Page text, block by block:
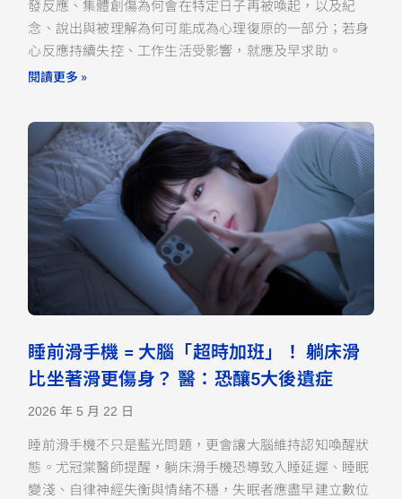
發反應、集體創傷為何會在特定日子再被喚起，以及紀
念、說出與被理解為何可能成為心理復原的一部分；若身
心反應持續失控、工作生活受影響，就應及早求助。
閱讀更多 »
睡前滑手機 = 大腦「超時加班」！ 躺床滑
比坐著滑更傷身？ 醫：恐釀5大後遺症
2026 年 5 月 22 日
睡前滑手機不只是藍光問題，更會讓大腦維持認知喚醒狀
態。尤冠棠醫師提醒，躺床滑手機恐導致入睡延遲、睡眠
變淺、自律神經失衡與情緒不穩，失眠者應盡早建立數位